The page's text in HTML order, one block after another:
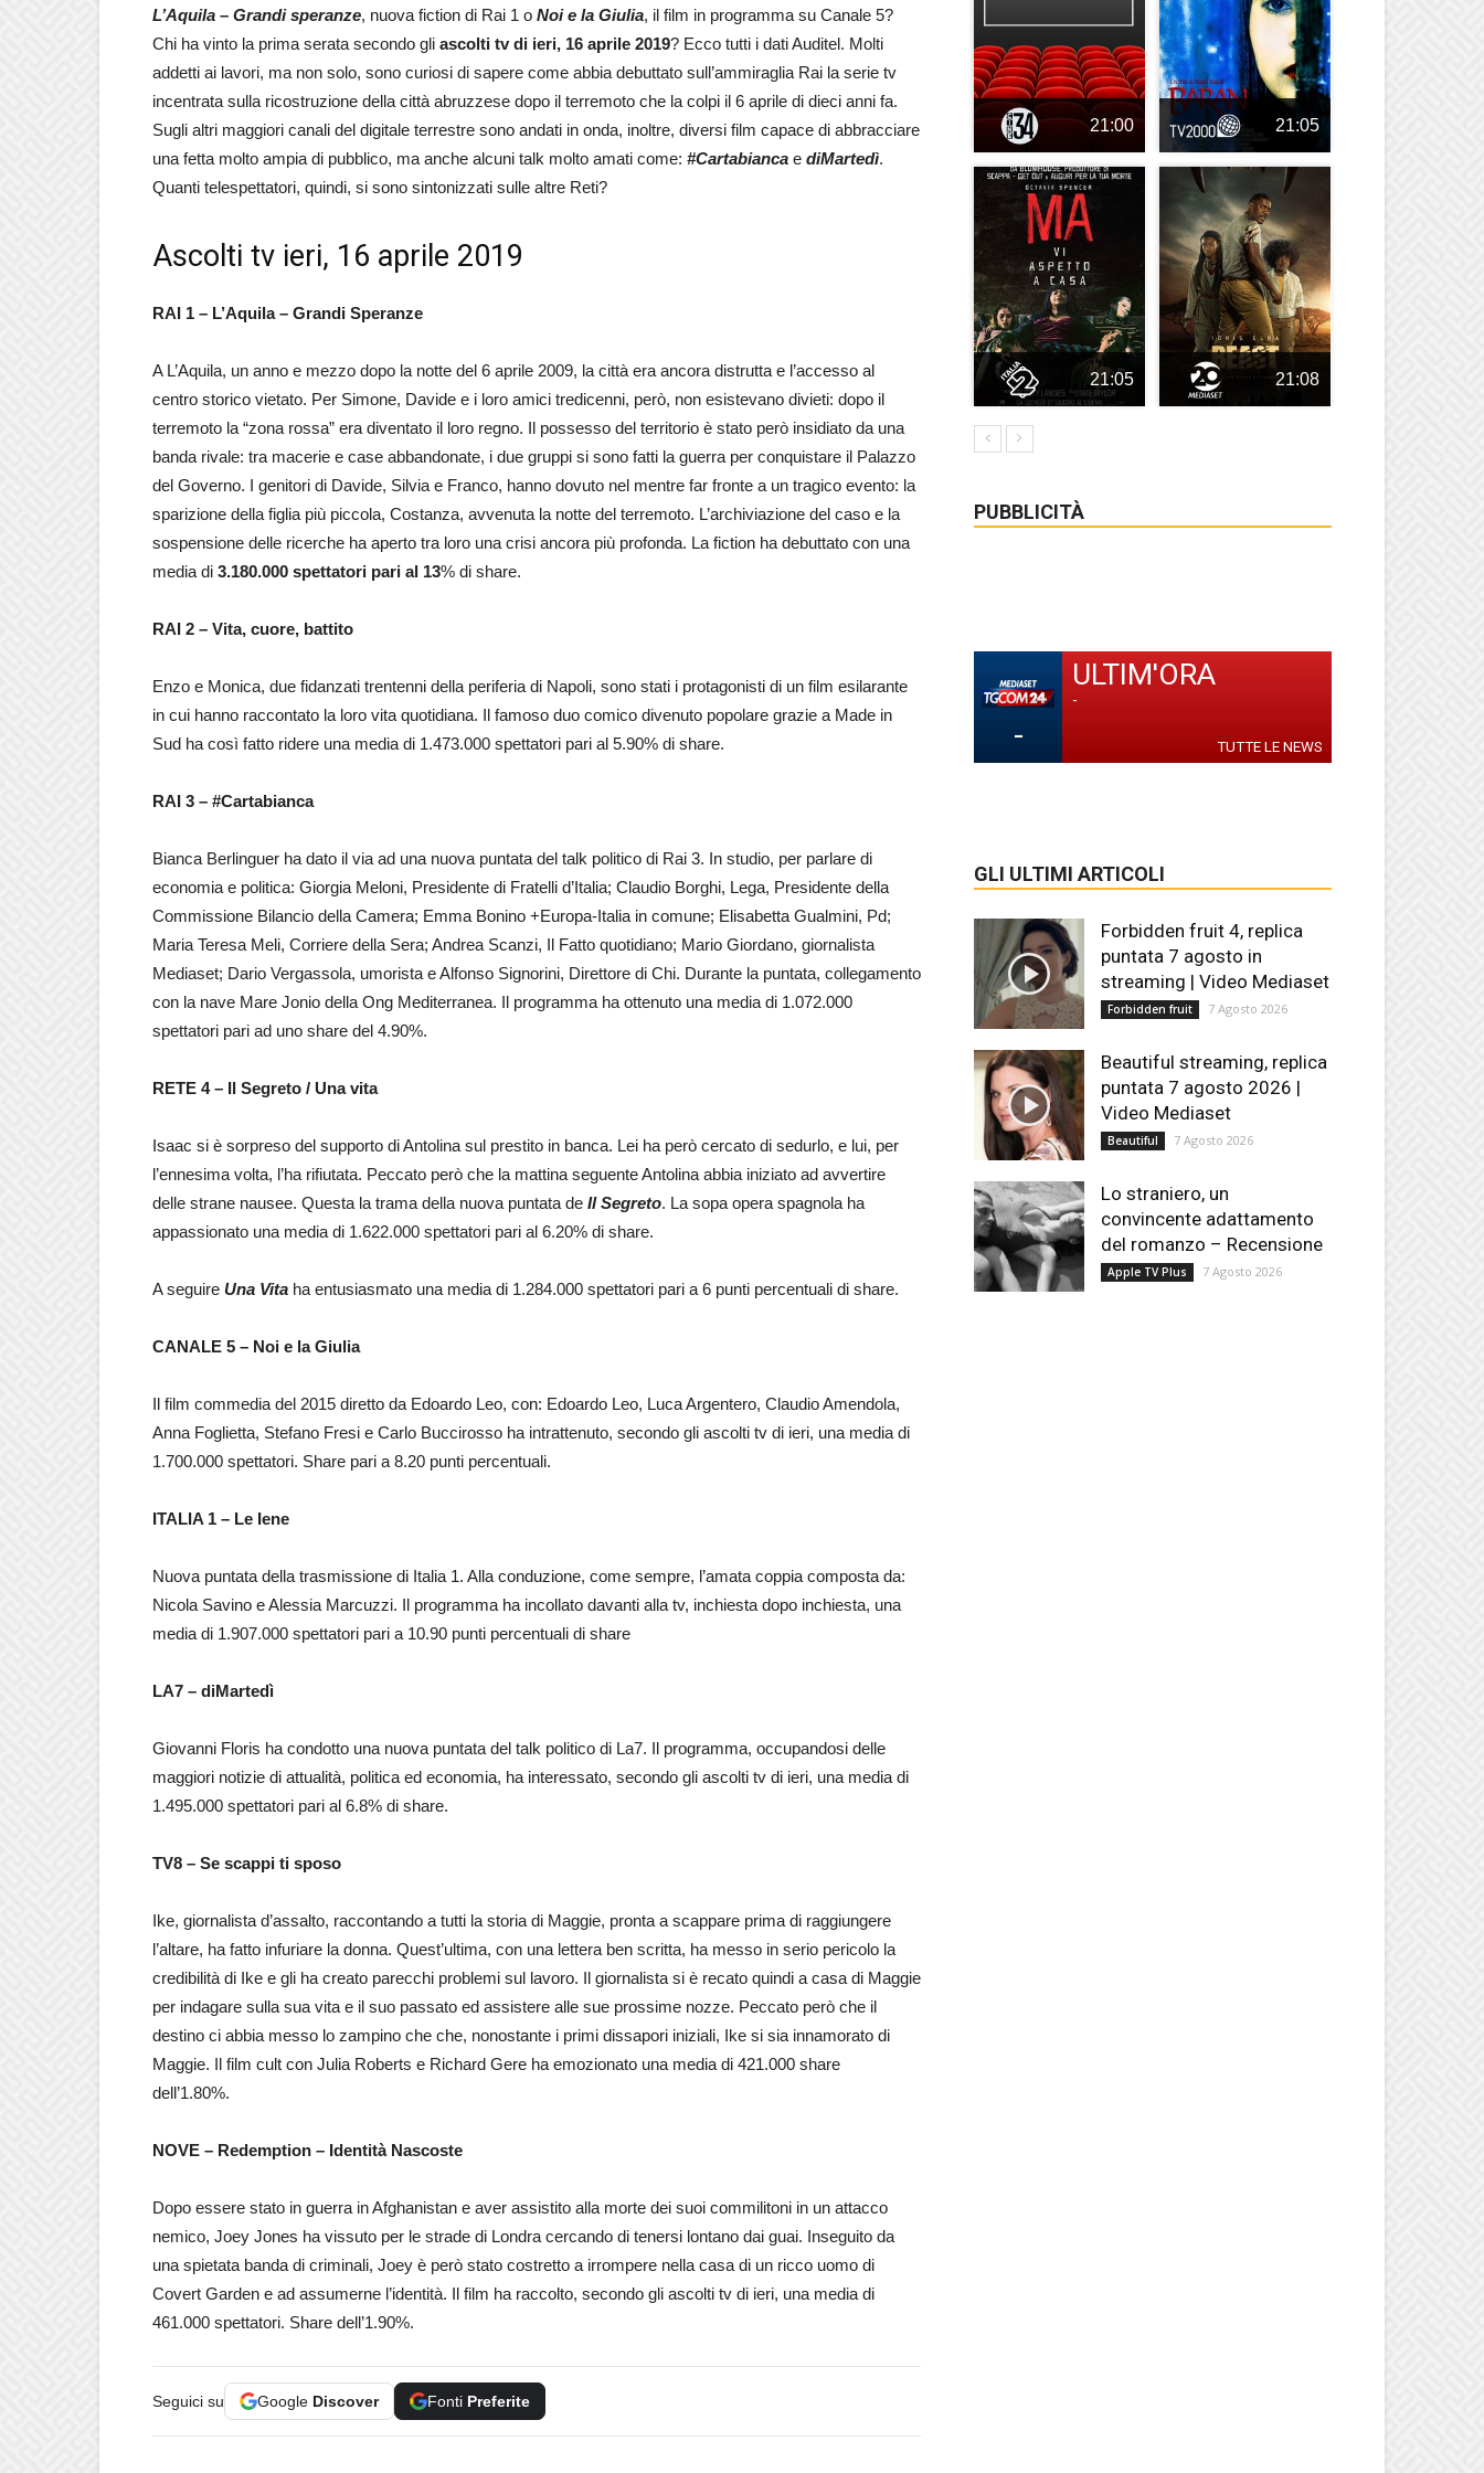
L’Aquila – Grandi speranze, nuova fiction di Rai 1 o Noi e la Giulia, il film in programma su Canale 5?
Chi ha vinto la prima serata secondo gli ascolti tv di ieri, 16 aprile 2019? Ecco tutti i dati Auditel. Molti
addetti ai lavori, ma non solo, sono curiosi di sapere come abbia debuttato sull’ammiraglia Rai la serie tv
incentrata sulla ricostruzione della città abruzzese dopo il terremoto che la colpi il 6 aprile di dieci anni fa.
Sugli altri maggiori canali del digitale terrestre sono andati in onda, inoltre, diversi film capace di abbracciare
una fetta molto ampia di pubblico, ma anche alcuni talk molto amati come: #Cartabianca e diMartedì.
Quanti telespettatori, quindi, si sono sintonizzati sulle altre Reti?
Ascolti tv ieri, 16 aprile 2019
RAI 1 – L’Aquila – Grandi Speranze
A L’Aquila, un anno e mezzo dopo la notte del 6 aprile 2009, la città era ancora distrutta e l’accesso al
centro storico vietato. Per Simone, Davide e i loro amici tredicenni, però, non esistevano divieti: dopo il
terremoto la “zona rossa” era diventato il loro regno. Il possesso del territorio è stato però insidiato da una
banda rivale: tra macerie e case abbandonate, i due gruppi si sono fatti la guerra per conquistare il Palazzo
del Governo. I genitori di Davide, Silvia e Franco, hanno dovuto nel mentre far fronte a un tragico evento: la
sparizione della figlia più piccola, Costanza, avvenuta la notte del terremoto. L’archiviazione del caso e la
sospensione delle ricerche ha aperto tra loro una crisi ancora più profonda. La fiction ha debuttato con una
media di 3.180.000 spettatori pari al 13% di share.
RAI 2 – Vita, cuore, battito
Enzo e Monica, due fidanzati trentenni della periferia di Napoli, sono stati i protagonisti di un film esilarante
in cui hanno raccontato la loro vita quotidiana. Il famoso duo comico divenuto popolare grazie a Made in
Sud ha così fatto ridere una media di 1.473.000 spettatori pari al 5.90% di share.
RAI 3 – #Cartabianca
Bianca Berlinguer ha dato il via ad una nuova puntata del talk politico di Rai 3. In studio, per parlare di
economia e politica: Giorgia Meloni, Presidente di Fratelli d’Italia; Claudio Borghi, Lega, Presidente della
Commissione Bilancio della Camera; Emma Bonino +Europa-Italia in comune; Elisabetta Gualmini, Pd;
Maria Teresa Meli, Corriere della Sera; Andrea Scanzi, Il Fatto quotidiano; Mario Giordano, giornalista
Mediaset; Dario Vergassola, umorista e Alfonso Signorini, Direttore di Chi. Durante la puntata, collegamento
con la nave Mare Jonio della Ong Mediterranea. Il programma ha ottenuto una media di 1.072.000
spettatori pari ad uno share del 4.90%.
RETE 4 – Il Segreto / Una vita
Isaac si è sorpreso del supporto di Antolina sul prestito in banca. Lei ha però cercato di sedurlo, e lui, per
l’ennesima volta, l’ha rifiutata. Peccato però che la mattina seguente Antolina abbia iniziato ad avvertire
delle strane nausee. Questa la trama della nuova puntata de Il Segreto. La sopa opera spagnola ha
appassionato una media di 1.622.000 spettatori pari al 6.20% di share.
A seguire Una Vita ha entusiasmato una media di 1.284.000 spettatori pari a 6 punti percentuali di share.
CANALE 5 – Noi e la Giulia
Il film commedia del 2015 diretto da Edoardo Leo, con: Edoardo Leo, Luca Argentero, Claudio Amendola,
Anna Foglietta, Stefano Fresi e Carlo Buccirosso ha intrattenuto, secondo gli ascolti tv di ieri, una media di
1.700.000 spettatori. Share pari a 8.20 punti percentuali.
ITALIA 1 – Le Iene
Nuova puntata della trasmissione di Italia 1. Alla conduzione, come sempre, l’amata coppia composta da:
Nicola Savino e Alessia Marcuzzi. Il programma ha incollato davanti alla tv, inchiesta dopo inchiesta, una
media di 1.907.000 spettatori pari a 10.90 punti percentuali di share
LA7 – diMartedì
Giovanni Floris ha condotto una nuova puntata del talk politico di La7. Il programma, occupandosi delle
maggiori notizie di attualità, politica ed economia, ha interessato, secondo gli ascolti tv di ieri, una media di
1.495.000 spettatori pari al 6.8% di share.
TV8 – Se scappi ti sposo
Ike, giornalista d’assalto, raccontando a tutti la storia di Maggie, pronta a scappare prima di raggiungere
l’altare, ha fatto infuriare la donna. Quest’ultima, con una lettera ben scritta, ha messo in serio pericolo la
credibilità di Ike e gli ha creato parecchi problemi sul lavoro. Il giornalista si è recato quindi a casa di Maggie
per indagare sulla sua vita e il suo passato ed assistere alle sue prossime nozze. Peccato però che il
destino ci abbia messo lo zampino che che, nonostante i primi dissapori iniziali, Ike si sia innamorato di
Maggie. Il film cult con Julia Roberts e Richard Gere ha emozionato una media di 421.000 share
dell’1.80%.
NOVE – Redemption – Identità Nascoste
Dopo essere stato in guerra in Afghanistan e aver assistito alla morte dei suoi commilitoni in un attacco
nemico, Joey Jones ha vissuto per le strade di Londra cercando di tenersi lontano dai guai. Inseguito da
una spietata banda di criminali, Joey è però stato costretto a irrompere nella casa di un ricco uomo di
Covert Garden e ad assumerne l’identità. Il film ha raccolto, secondo gli ascolti tv di ieri, una media di
461.000 spettatori. Share dell’1.90%.
Seguici su Google Discover Fonti Preferite
21:00 21:05
21:05 21:08
PUBBLICITÀ
-
ULTIM'ORA
-
TUTTE LE NEWS
GLI ULTIMI ARTICOLI
Forbidden fruit 4, replica
puntata 7 agosto in
streaming | Video Mediaset
Forbidden fruit 7 Agosto 2026
Beautiful streaming, replica
puntata 7 agosto 2026 |
Video Mediaset
Beautiful 7 Agosto 2026
Lo straniero, un
convincente adattamento
del romanzo – Recensione
Apple TV Plus 7 Agosto 2026